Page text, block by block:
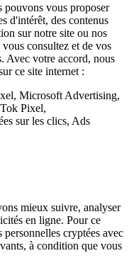
pouvons vous proposer
d'intérêt, des contenus
sur notre site ou nos
consultez et de vos
Avec votre accord, nous
ce site internet :
Microsoft Advertising,
Pixel,
sur les clics, Ads
mieux suivre, analyser
en ligne. Pour ce
cryptées avec
à condition que vous